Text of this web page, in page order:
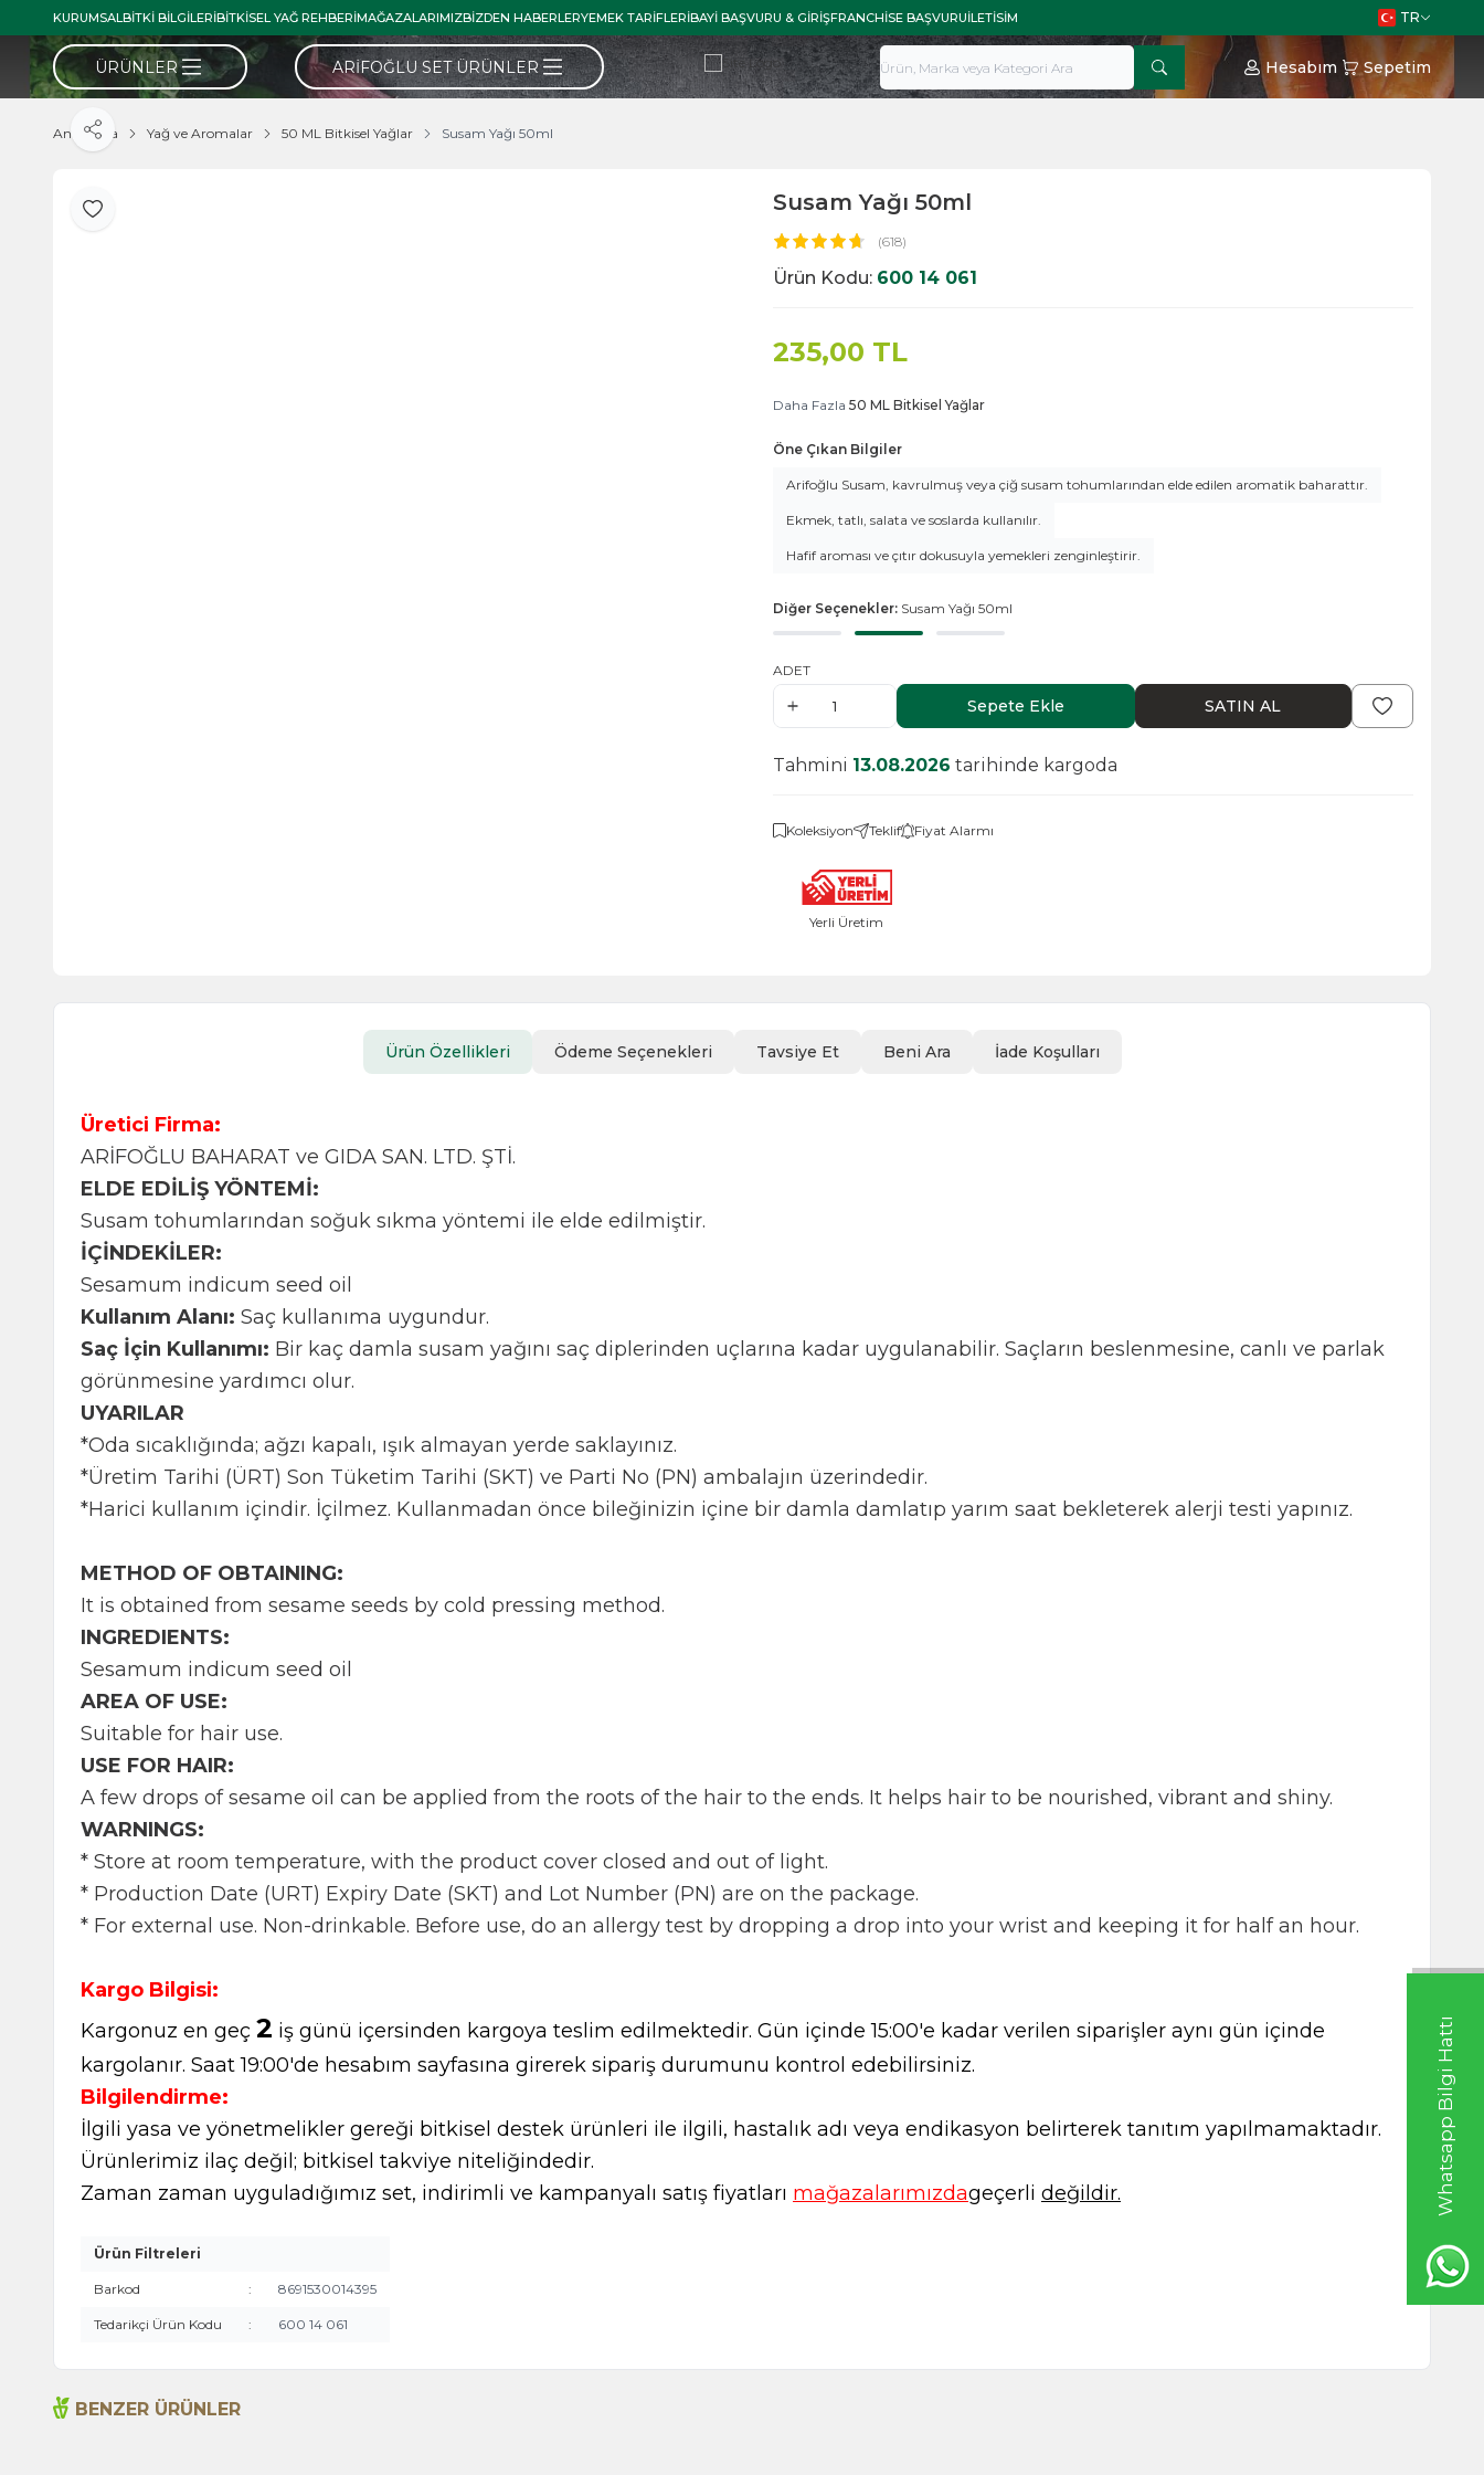
Whatsapp Bilgi Hattı
KURUMSALBITKI BILGILERIBITKISEL YAĞ REHBERIMAĞAZALARIMIZBIZDEN HABERLERYEMEK TARIFLERIBAYI BAŞVURU & GIRIŞFRANCHISE BAŞVURUİLETISIM TR
ÜRÜNLER ARIFOĞLU SET ÜRÜNLER Hesabım Sepetim
Ana Sayfa Yağ ve Aromalar 50 ML Bitkisel Yağlar Susam Yağı 50ml
Favoriye Ekle
Paylaş
Susam Yağı 50ml
(618)
Ürün Kodu: 600 14 061
235,00 TL
Daha Fazla 50 ML Bitkisel Yağlar
Öne Çıkan Bilgiler
Arifoğlu Susam, kavrulmuş veya çiğ susam tohumlarından elde edilen aromatik baharattır.
Ekmek, tatlı, salata ve soslarda kullanılır.
Hafif aroması ve çıtır dokusuyla yemekleri zenginleştirir.
Diğer Seçenekler: Susam Yağı 50ml
ADET
Sepete Ekle SATIN AL
Tahmini 13.08.2026 tarihinde kargoda
Koleksiyon Teklif Fiyat Alarmı
Yerli Üretim
Ürün Özellikleri Ödeme Seçenekleri Tavsiye Et Beni Ara İade Koşulları
Üretici Firma:
ARİFOĞLU BAHARAT ve GIDA SAN. LTD. ŞTİ.
ELDE EDİLİŞ YÖNTEMİ:
Susam tohumlarından soğuk sıkma yöntemi ile elde edilmiştir.
İÇİNDEKİLER:
Sesamum indicum seed oil
Kullanım Alanı: Saç kullanıma uygundur.
Saç İçin Kullanımı: Bir kaç damla susam yağını saç diplerinden uçlarına kadar uygulanabilir. Saçların beslenmesine, canlı ve parlak
görünmesine yardımcı olur.
UYARILAR
*Oda sıcaklığında; ağzı kapalı, ışık almayan yerde saklayınız.
*Üretim Tarihi (ÜRT) Son Tüketim Tarihi (SKT) ve Parti No (PN) ambalajın üzerindedir.
*Harici kullanım içindir. İçilmez. Kullanmadan önce bileğinizin içine bir damla damlatıp yarım saat bekleterek alerji testi yapınız.
METHOD OF OBTAINING:
It is obtained from sesame seeds by cold pressing method.
INGREDIENTS:
Sesamum indicum seed oil
AREA OF USE:
Suitable for hair use.
USE FOR HAIR:
A few drops of sesame oil can be applied from the roots of the hair to the ends. It helps hair to be nourished, vibrant and shiny.
WARNINGS:
* Store at room temperature, with the product cover closed and out of light.
* Production Date (URT) Expiry Date (SKT) and Lot Number (PN) are on the package.
* For external use. Non-drinkable. Before use, do an allergy test by dropping a drop into your wrist and keeping it for half an hour.
Kargo Bilgisi:
Kargonuz en geç 2 iş günü içersinden kargoya teslim edilmektedir. Gün içinde 15:00'e kadar verilen siparişler aynı gün içinde
kargolanır. Saat 19:00'de hesabım sayfasına girerek sipariş durumunu kontrol edebilirsiniz.
Bilgilendirme:
İlgili yasa ve yönetmelikler gereği bitkisel destek ürünleri ile ilgili, hastalık adı veya endikasyon belirterek tanıtım yapılmamaktadır.
Ürünlerimiz ilaç değil; bitkisel takviye niteliğindedir.
Zaman zaman uyguladığımız set, indirimli ve kampanyalı satış fiyatları mağazalarımızdageçerli değildir.
Ürün Filtreleri
Barkod : 8691530014395
Tedarikçi Ürün Kodu : 600 14 061
BENZER ÜRÜNLER